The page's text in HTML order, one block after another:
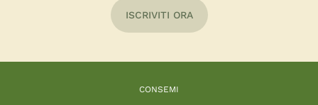
ISCRIVITI ORA
CONSEMI